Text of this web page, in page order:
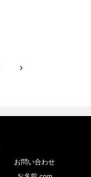
次
お問い合わせ